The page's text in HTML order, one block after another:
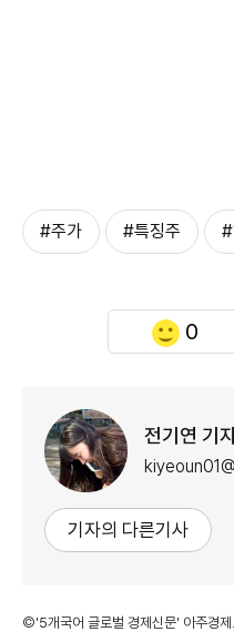
#주가 #특징주 #
0
전기연 기
기자의 다른기사
©'5개국어 글로벌 경제신문' 아주경제.